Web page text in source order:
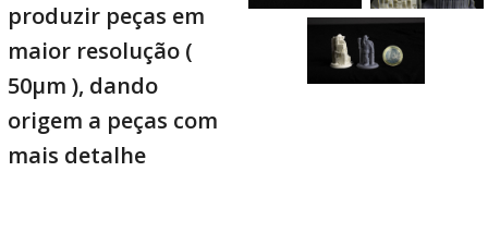
produzir peças em
maior resolução (
50µm ), dando
origem a peças com
mais detalhe